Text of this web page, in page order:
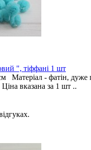
", тіффані 1 шт
Матеріал - фатін, дуже
Ціна вказана за 1 шт ..